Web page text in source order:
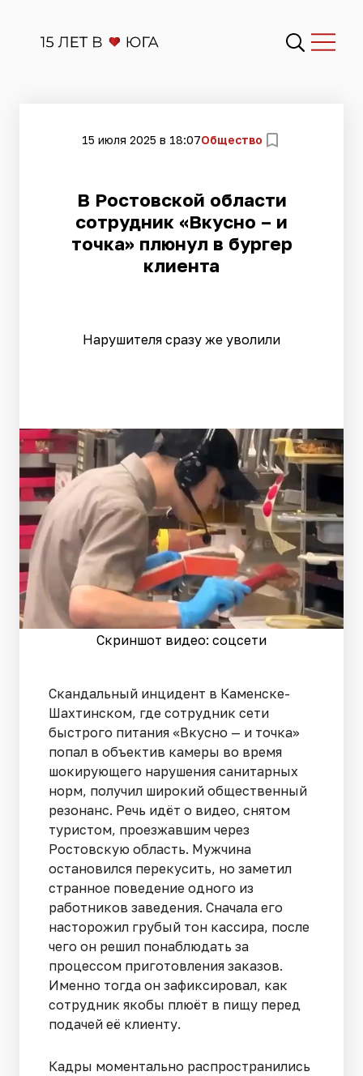
15 июля 2025 в 18:07Общество
В Ростовской области
сотрудник «Вкусно – и
точка» плюнул в бургер
клиента
Нарушителя сразу же уволили
Скриншот видео: соцсети
Скандальный инцидент в Каменске-
Шахтинском, где сотрудник сети
быстрого питания «Вкусно — и точка»
попал в объектив камеры во время
шокирующего нарушения санитарных
норм, получил широкий общественный
резонанс. Речь идёт о видео, снятом
туристом, проезжавшим через
Ростовскую область. Мужчина
остановился перекусить, но заметил
странное поведение одного из
работников заведения. Сначала его
насторожил грубый тон кассира, после
чего он решил понаблюдать за
процессом приготовления заказов.
Именно тогда он зафиксировал, как
сотрудник якобы плюёт в пищу перед
подачей её клиенту.
Кадры моментально распространились